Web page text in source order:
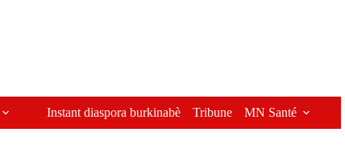
Instant diaspora burkinabè Tribune MN Santé